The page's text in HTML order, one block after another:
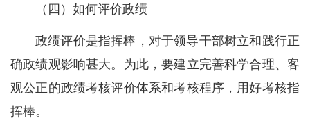
（四）如何评价政绩
政绩评价是指挥棒，对于领导干部树立和践行正
确政绩观影响甚大。为此，要建立完善科学合理、客
观公正的政绩考核评价体系和考核程序，用好考核指
挥棒。